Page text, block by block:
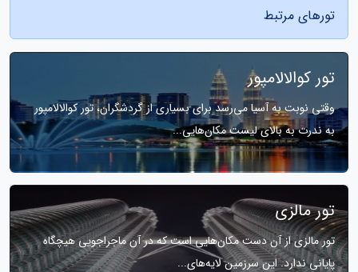
تورهای مرتبط
تور کوالالامپور
وقتی نوبت به آسیا می‌رسد برای بسیاری از گردشگران، تور کوالالامپور
به ندرت به بالای لیست مکان‌هایی...
تور مالزی
تور مالزی از آن دست مکان‌هایی است که در آن ماجراجویی هیچگاه
پایانی ندارد. این سرزمین لایه‌های...